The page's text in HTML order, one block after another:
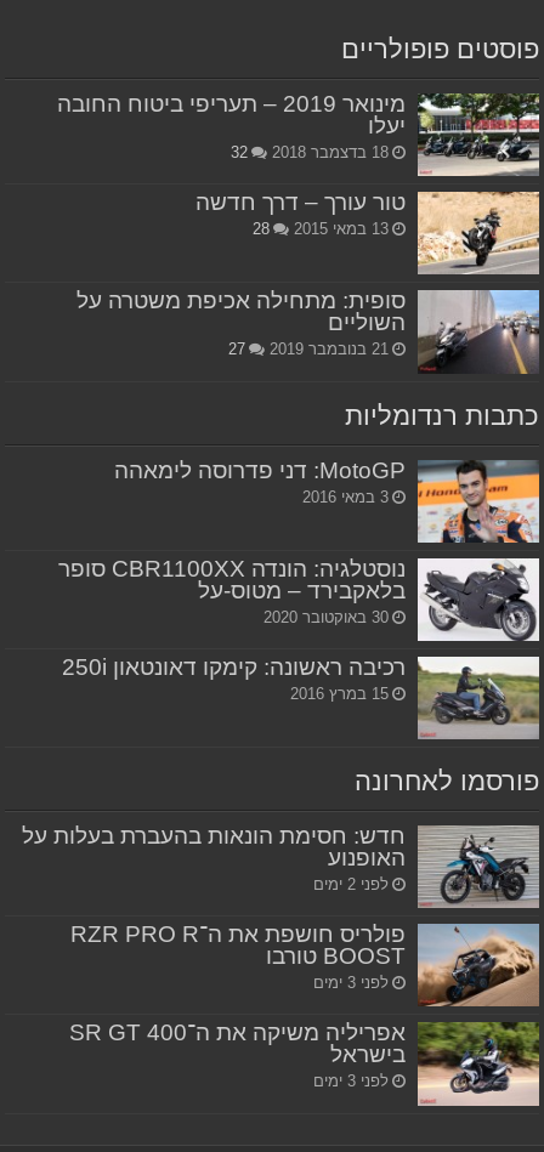
פוסטים פופולריים
מינואר 2019 – תעריפי ביטוח החובה
יעלו
18 בדצמבר 2018 32
טור עורך – דרך חדשה
13 במאי 2015 28
סופית: מתחילה אכיפת משטרה על
השוליים
21 בנובמבר 2019 27
כתבות רנדומליות
MotoGP: דני פדרוסה לימאהה
3 במאי 2016
נוסטלגיה: הונדה CBR1100XX סופר
בלאקבירד – מטוס-על
30 באוקטובר 2020
רכיבה ראשונה: קימקו דאונטאון 250i
15 במרץ 2016
פורסמו לאחרונה
חדש: חסימת הונאות בהעברת בעלות על
האופנוע
לפני 2 ימים
פולריס חושפת את ה־RZR PRO R
BOOST טורבו
לפני 3 ימים
אפריליה משיקה את ה־SR GT 400
בישראל
לפני 3 ימים